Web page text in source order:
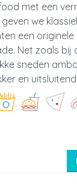
met een
we
een originele
Net zoals bij
sneden
en